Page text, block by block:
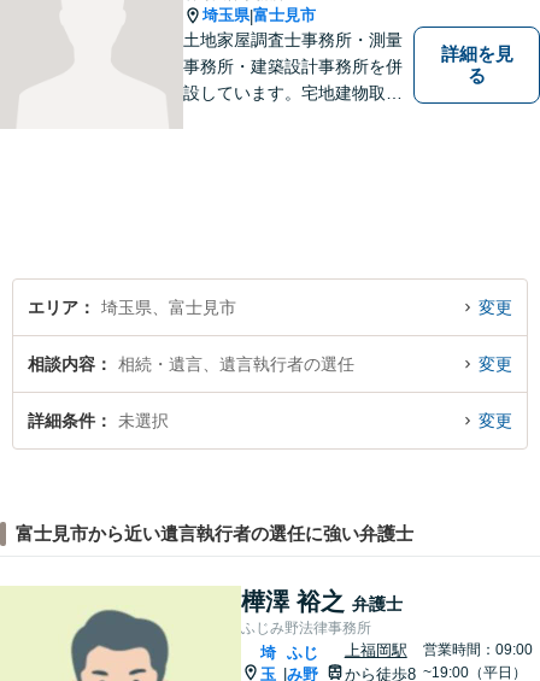
埼玉県|富士見市
土地家屋調査士事務所・測量
事務所・建築設計事務所を併
設しています。宅地建物取引
詳細を見
る
エリア 埼玉県、富士見市 変更
相談内容 相続・遺言、遺言執行者の選任 変更
詳細条件 未選択 変更
富士見市から近い遺言執行者の選任に強い弁護士
樺澤 裕之 弁護士
ふじみ野法律事務所
埼
玉
ふじ
み野
上福岡駅
から徒歩8
営業時間：09:00
~19:00（平日）